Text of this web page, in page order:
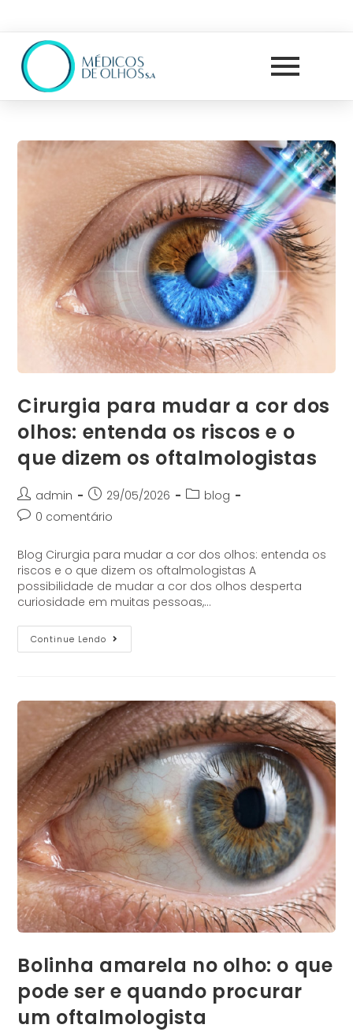
Cirurgia para mudar a cor dos
olhos: entenda os riscos e o
que dizem os oftalmologistas
admin 29/05/2026
blog
0 comentário
Blog Cirurgia para mudar a cor dos olhos: entenda os
riscos e o que dizem os oftalmologistas A
possibilidade de mudar a cor dos olhos desperta
curiosidade em muitas pessoas,…
Continue Lendo
Bolinha amarela no olho: o que
pode ser e quando procurar
um oftalmologista